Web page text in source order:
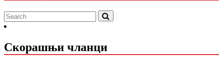
Скорашњи чланци